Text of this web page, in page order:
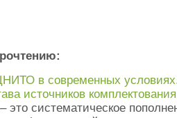
в современных
источников
это систематическое